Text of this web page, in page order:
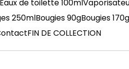
Eaux de toilette 100ml
250mlBougies 90gBougies 170g
FIN DE COLLECTION